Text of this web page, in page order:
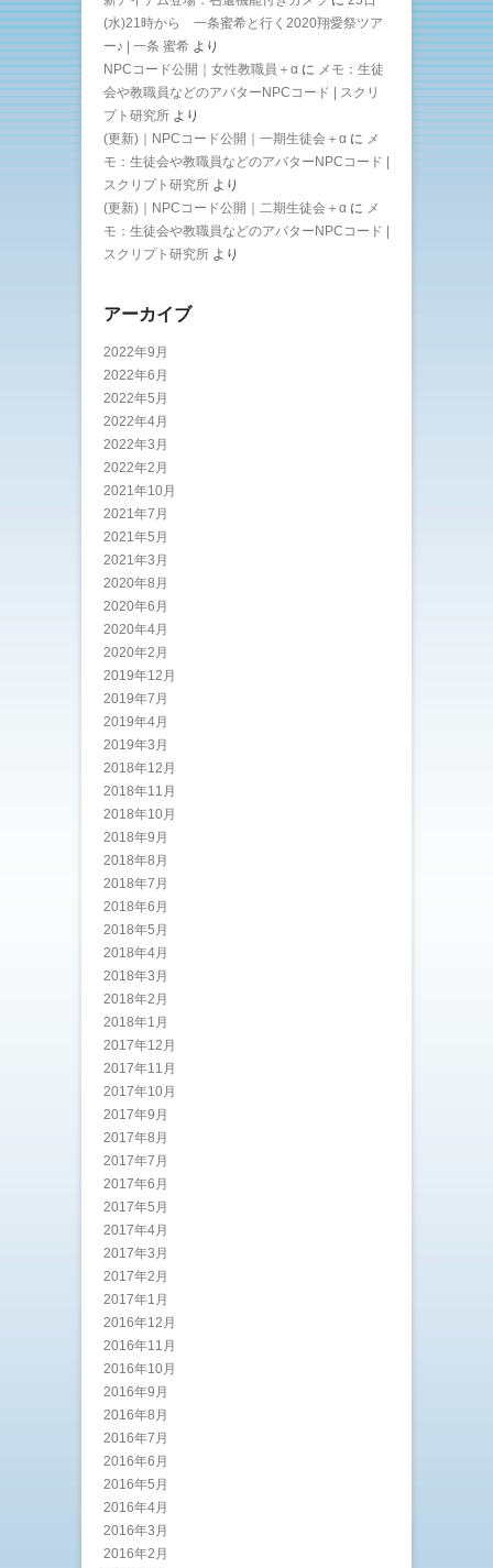
(水)21時から 一条蜜希と行く2020翔愛祭ツア
ー♪ | 一条 蜜希 より
NPCコード公開｜女性教職員＋α に メモ：生徒
会や教職員などのアバターNPCコード | スクリ
プト研究所 より
(更新)｜NPCコード公開｜一期生徒会＋α に メ
モ：生徒会や教職員などのアバターNPCコード |
スクリプト研究所 より
(更新)｜NPCコード公開｜二期生徒会＋α に メ
モ：生徒会や教職員などのアバターNPCコード |
スクリプト研究所 より
アーカイブ
2022年9月
2022年6月
2022年5月
2022年4月
2022年3月
2022年2月
2021年10月
2021年7月
2021年5月
2021年3月
2020年8月
2020年6月
2020年4月
2020年2月
2019年12月
2019年7月
2019年4月
2019年3月
2018年12月
2018年11月
2018年10月
2018年9月
2018年8月
2018年7月
2018年6月
2018年5月
2018年4月
2018年3月
2018年2月
2018年1月
2017年12月
2017年11月
2017年10月
2017年9月
2017年8月
2017年7月
2017年6月
2017年5月
2017年4月
2017年3月
2017年2月
2017年1月
2016年12月
2016年11月
2016年10月
2016年9月
2016年8月
2016年7月
2016年6月
2016年5月
2016年4月
2016年3月
2016年2月